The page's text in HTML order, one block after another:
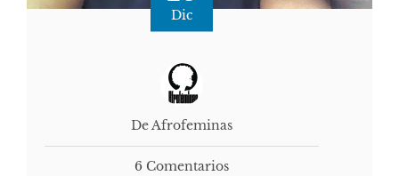
Dic
De Afrofeminas
6 Comentarios